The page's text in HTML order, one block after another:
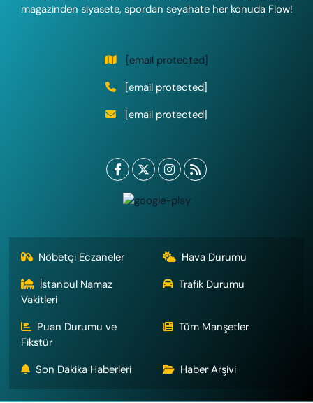
magazinden siyasete, spordan seyahate her konuda Flow!
[email protected]
[email protected]
[email protected]
Nöbetçi Eczaneler
Hava Durumu
İstanbul Namaz
Vakitleri
Trafik Durumu
Puan Durumu ve
Fikstür
Tüm Manşetler
Son Dakika Haberleri Haber Arşivi